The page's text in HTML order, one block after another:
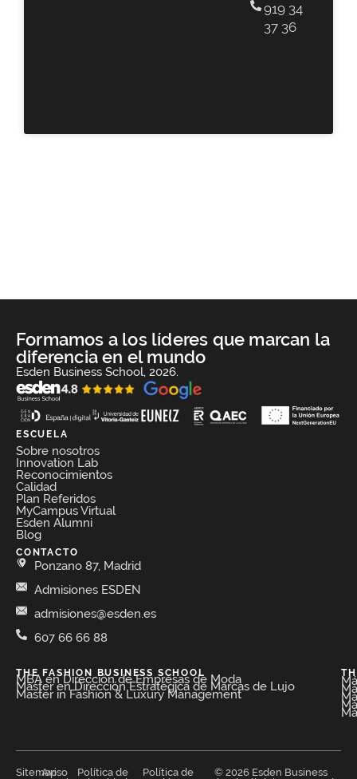
919 34
37 36
Formamos a los líderes que marcan la
diferencia en el mundo
Esden Business School, 2026.
ESCUELA
Sobre nosotros
Innovation Lab
Reconocimientos
Calidad
Plan Referidos
MyCampus Virtual
Esden Alumni
Blog
CONTACTO
Ponzano 87, Madrid
Admisiones ESDEN
admisiones@esden.es
607 66 66 88
THE FASHION BUSINESS SCHOOL​
MBA en Dirección de Empresas de Moda​
Máster en Dirección Estratégica de Marcas de Lujo
Master in Fashion & Luxury Management
© 2026 Esden Business
Sitemap
Aviso
Política de
Política de